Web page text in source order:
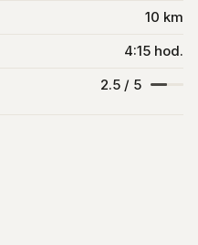
10 km
4:15 hod.
2.5 / 5